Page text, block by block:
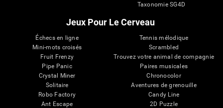
Taxonomie SG4D
Jeux Pour Le Cerveau
Échecs en ligne
Mini-mots croisés
Fruit Frenzy
Pipe Panic
Crystal Miner
Solitaire
Robo Factory
Ant Escape
Tennis mélodique
Scrambled
Trouvez votre animal de compagnie
Paires musicales
Chronocolor
Aventures de grenouille
Candy Line
2D Puzzle